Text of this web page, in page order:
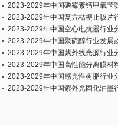
2023-2029年中国磷霉素钙甲氧苄
投资可行性报告
2023-2029年中国复方桔梗止咳片
资潜力分析报告
2023-2029年中国空心电抗器行业
析报告
2023-2029年中国聚硫醇行业发展
报告
2023-2029年中国紫外线光源行业
势报告
2023-2029年中国高性能分离膜材
发展前景预测报告
2023-2029年中国感光性树脂行业
测报告
2023-2029年中国紫外光固化油墨